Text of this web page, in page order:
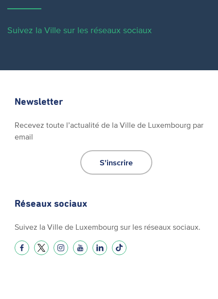
Suivez la Ville sur les réseaux sociaux
Newsletter
Recevez toute l’actualité de la Ville de Luxembourg par
email
S'inscrire
Réseaux sociaux
Suivez la Ville de Luxembourg sur les réseaux sociaux.